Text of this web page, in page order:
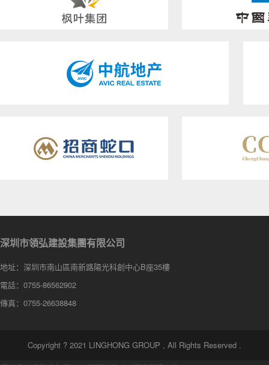
深圳市領弘建設集團有限公司
地址：深圳市南山區南新路陽光科創中心B座35樓
電話：0755-86562902
傳真：0755-26638848
Copyright ? 2021 LINGHONG GROUP , All Rights Reserved .